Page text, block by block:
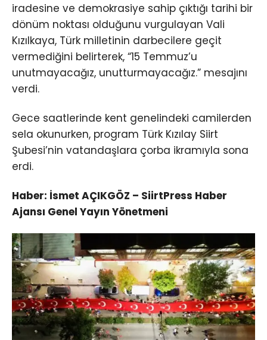
iradesine ve demokrasiye sahip çıktığı tarihi bir
dönüm noktası olduğunu vurgulayan Vali
Kızılkaya, Türk milletinin darbecilere geçit
vermediğini belirterek, “15 Temmuz’u
unutmayacağız, unutturmayacağız.” mesajını
verdi.
Gece saatlerinde kent genelindeki camilerden
sela okunurken, program Türk Kızılay Siirt
Şubesi’nin vatandaşlara çorba ikramıyla sona
erdi.
Haber: İsmet AÇIKGÖZ – SiirtPress Haber
Ajansı Genel Yayın Yönetmeni